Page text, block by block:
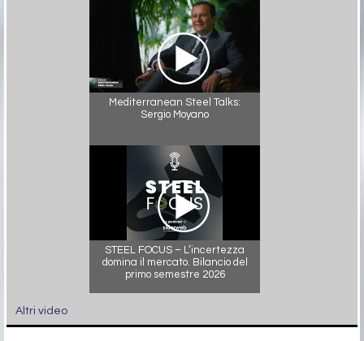
Mediterranean Steel Talks:
Sergio Moyano
STEEL FOCUS – L’incertezza
domina il mercato. Bilancio del
primo semestre 2026
Altri video